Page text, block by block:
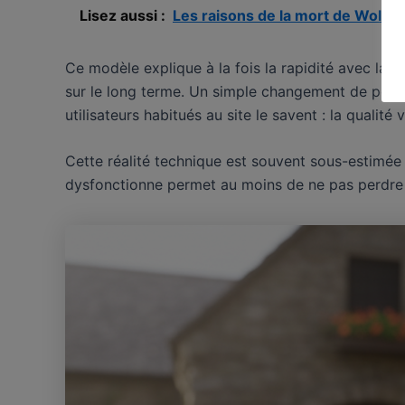
Lisez aussi : Les raisons de la mort de
Ce modèle explique à la fois la rapidité avec
sur le long terme. Un simple changement de
utilisateurs habitués au site le savent : la
Cette réalité technique est souvent sous-
dysfonctionne permet au moins de ne pas